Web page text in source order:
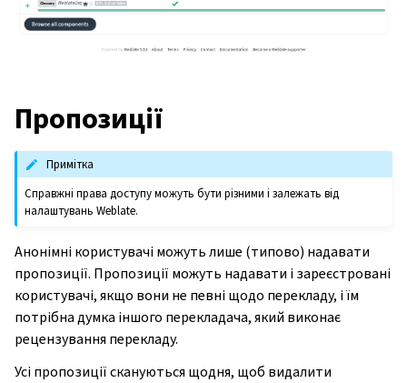
Пропозиції
Примітка
Справжні права доступу можуть бути різними і залежать від
налаштувань Weblate.
Анонімні користувачі можуть лише (типово) надавати
пропозиції. Пропозиції можуть надавати і зареєстровані
користувачі, якщо вони не певні щодо перекладу, і їм
потрібна думка іншого перекладача, який виконає
рецензування перекладу.
Усі пропозиції скануються щодня, щоб видалити